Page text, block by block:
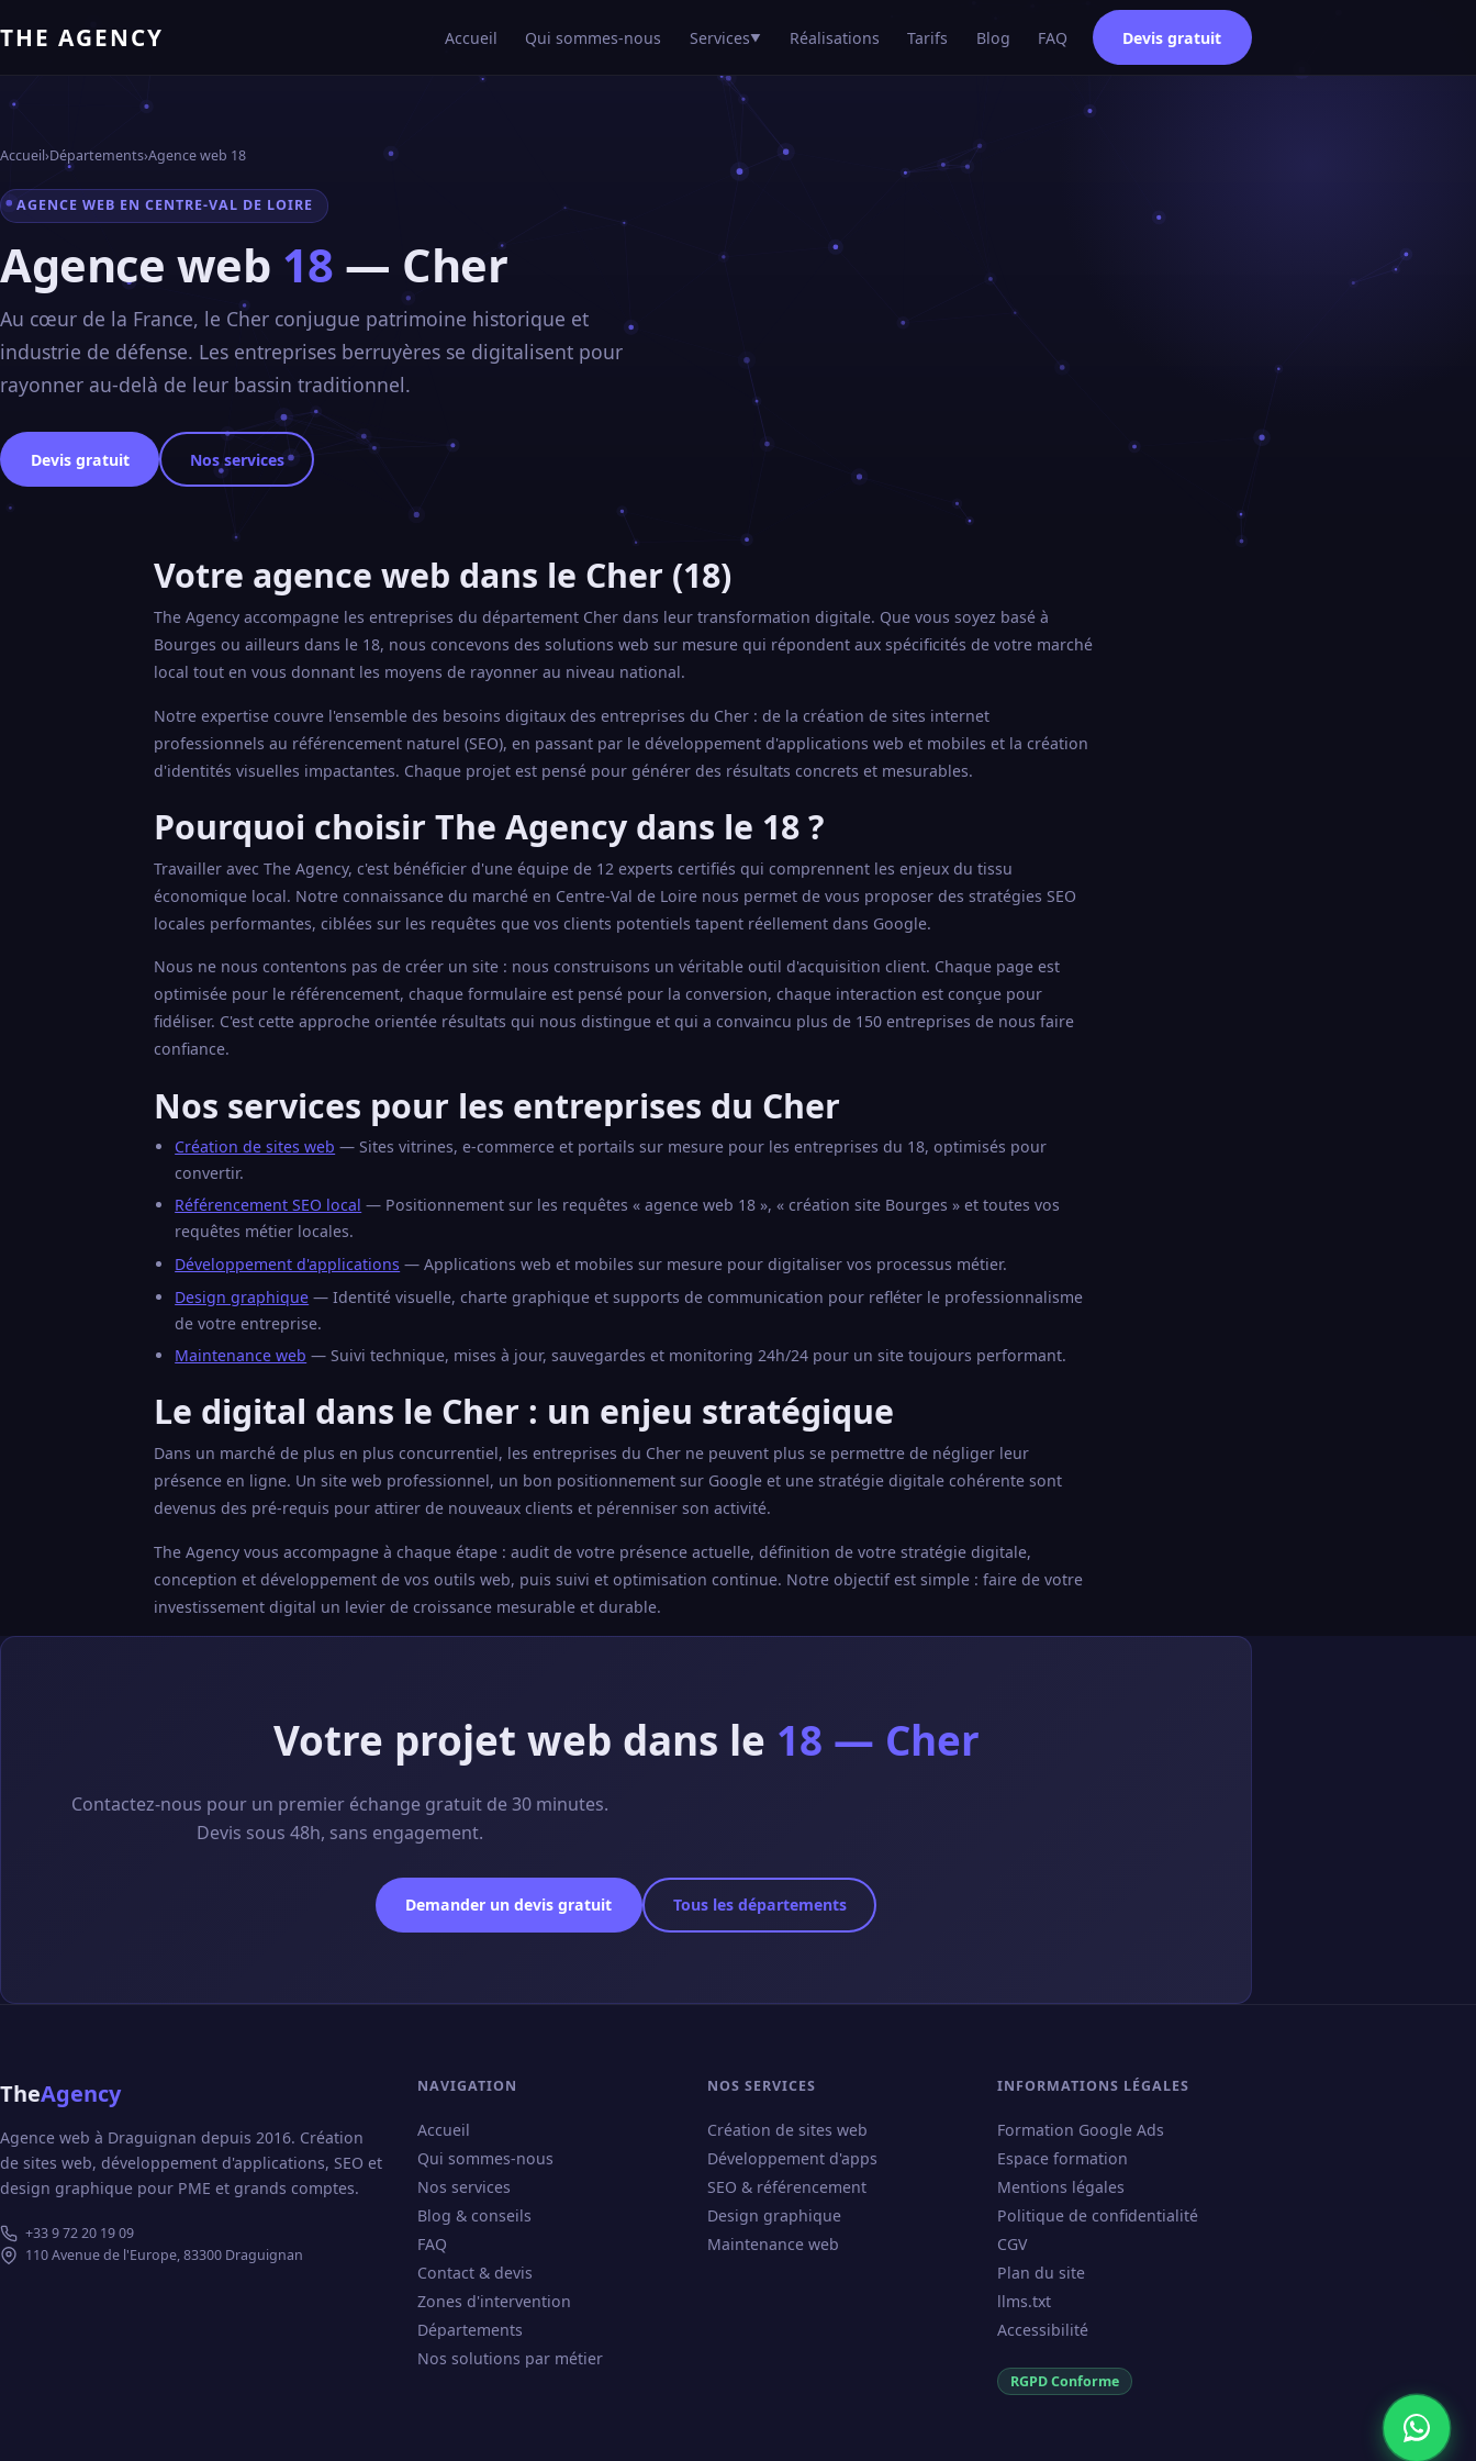
THE AGENCY Accueil Qui sommes-nous Services▼ Réalisations Tarifs Blog FAQ Devis gratuit
Accueil›Départements›Agence web 18
AGENCE WEB EN CENTRE-VAL DE LOIRE
Agence web 18 — Cher
Au cœur de la France, le Cher conjugue patrimoine historique et
industrie de défense. Les entreprises berruyères se digitalisent pour
rayonner au-delà de leur bassin traditionnel.
Devis gratuit Nos services
Votre agence web dans le Cher (18)
The Agency accompagne les entreprises du département Cher dans leur transformation digitale. Que vous soyez basé à
Bourges ou ailleurs dans le 18, nous concevons des solutions web sur mesure qui répondent aux spécificités de votre marché
local tout en vous donnant les moyens de rayonner au niveau national.
Notre expertise couvre l'ensemble des besoins digitaux des entreprises du Cher : de la création de sites internet
professionnels au référencement naturel (SEO), en passant par le développement d'applications web et mobiles et la création
d'identités visuelles impactantes. Chaque projet est pensé pour générer des résultats concrets et mesurables.
Pourquoi choisir The Agency dans le 18 ?
Travailler avec The Agency, c'est bénéficier d'une équipe de 12 experts certifiés qui comprennent les enjeux du tissu
économique local. Notre connaissance du marché en Centre-Val de Loire nous permet de vous proposer des stratégies SEO
locales performantes, ciblées sur les requêtes que vos clients potentiels tapent réellement dans Google.
Nous ne nous contentons pas de créer un site : nous construisons un véritable outil d'acquisition client. Chaque page est
optimisée pour le référencement, chaque formulaire est pensé pour la conversion, chaque interaction est conçue pour
fidéliser. C'est cette approche orientée résultats qui nous distingue et qui a convaincu plus de 150 entreprises de nous faire
confiance.
Nos services pour les entreprises du Cher
Création de sites web — Sites vitrines, e-commerce et portails sur mesure pour les entreprises du 18, optimisés pour
convertir.
Référencement SEO local — Positionnement sur les requêtes « agence web 18 », « création site Bourges » et toutes vos
requêtes métier locales.
Développement d'applications — Applications web et mobiles sur mesure pour digitaliser vos processus métier.
Design graphique — Identité visuelle, charte graphique et supports de communication pour refléter le professionnalisme
de votre entreprise.
Maintenance web — Suivi technique, mises à jour, sauvegardes et monitoring 24h/24 pour un site toujours performant.
Le digital dans le Cher : un enjeu stratégique
Dans un marché de plus en plus concurrentiel, les entreprises du Cher ne peuvent plus se permettre de négliger leur
présence en ligne. Un site web professionnel, un bon positionnement sur Google et une stratégie digitale cohérente sont
devenus des pré-requis pour attirer de nouveaux clients et pérenniser son activité.
The Agency vous accompagne à chaque étape : audit de votre présence actuelle, définition de votre stratégie digitale,
conception et développement de vos outils web, puis suivi et optimisation continue. Notre objectif est simple : faire de votre
investissement digital un levier de croissance mesurable et durable.
Votre projet web dans le 18 — Cher
Contactez-nous pour un premier échange gratuit de 30 minutes.
Devis sous 48h, sans engagement.
Demander un devis gratuit Tous les départements
TheAgency
Agence web à Draguignan depuis 2016. Création
de sites web, développement d'applications, SEO et
design graphique pour PME et grands comptes.
+33 9 72 20 19 09
110 Avenue de l'Europe, 83300 Draguignan
NAVIGATION
Accueil
Qui sommes-nous
Nos services
Blog & conseils
FAQ
Contact & devis
Zones d'intervention
Départements
Nos solutions par métier
NOS SERVICES
Création de sites web
Développement d'apps
SEO & référencement
Design graphique
Maintenance web
INFORMATIONS LÉGALES
Formation Google Ads
Espace formation
Mentions légales
Politique de confidentialité
CGV
Plan du site
llms.txt
Accessibilité
RGPD Conforme